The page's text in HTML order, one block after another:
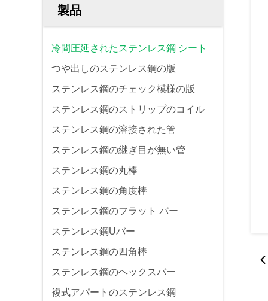
製品
冷間圧延されたステンレス鋼 シート
つや出しのステンレス鋼の版
ステンレス鋼のチェック模様の版
ステンレス鋼のストリップのコイル
ステンレス鋼の溶接された管
ステンレス鋼の継ぎ目が無い管
ステンレス鋼の丸棒
ステンレス鋼の角度棒
ステンレス鋼のフラット バー
ステンレス鋼Uバー
ステンレス鋼の四角棒
ステンレス鋼のヘックスバー
複式アパートのステンレス鋼